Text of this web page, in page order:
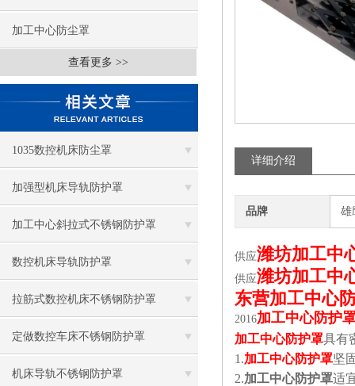
加工中心防尘罩
查看更多 >>
1035数控机床防尘罩
加强型机床导轨防护罩
加工中心斜拉式不锈钢防护罩
数控机床导轨防护罩
拉筋式数控机床不锈钢防护罩
定做数控车床不锈钢防护罩
机床导轨不锈钢防护罩
详细介绍
品牌 雄
供应潍坊加工中
供应潍坊加工中
东营加工中心
2016加工中心防护
加工中心防护罩具有
1.加工中心防护罩坚
2.加工中心防护罩适